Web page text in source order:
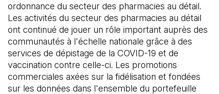
ordonnance du secteur des pharmacies au détail.
Les activités du secteur des pharmacies au détail
ont continué de jouer un rôle important auprès des
communautés à l'échelle nationale grâce à des
services de dépistage de la COVID-19 et de
vaccination contre celle-ci. Les promotions
commerciales axées sur la fidélisation et fondées
sur les données dans l'ensemble du portefeuille